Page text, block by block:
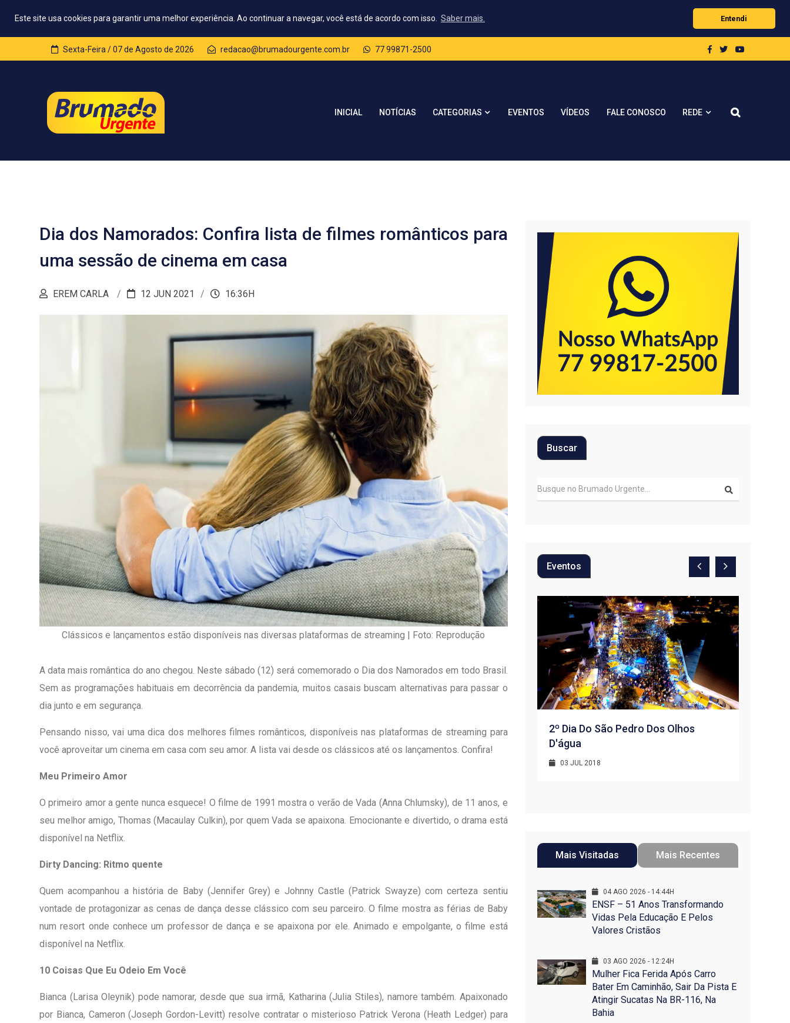
Este site usa cookies para garantir uma melhor experiência. Ao continuar a navegar, você está de acordo com isso. Saber mais. Entendi
Sexta-Feira / 07 de Agosto de 2026 redacao@brumadourgente.com.br 77 99871-2500
INICIAL NOTÍCIAS CATEGORIAS EVENTOS VÍDEOS FALE CONOSCO REDE
Dia dos Namorados: Confira lista de filmes românticos para
uma sessão de cinema em casa
EREM CARLA 12 JUN 2021 16:36H
Clássicos e lançamentos estão disponíveis nas diversas plataformas de streaming | Foto: Reprodução
A data mais romântica do ano chegou. Neste sábado (12) será comemorado o Dia dos Namorados em todo Brasil.
Sem as programações habituais em decorrência da pandemia, muitos casais buscam alternativas para passar o
dia junto e em segurança.
Pensando nisso, vai uma dica dos melhores filmes românticos, disponíveis nas plataformas de streaming para
você aproveitar um cinema em casa com seu amor. A lista vai desde os clássicos até os lançamentos. Confira!
Meu Primeiro Amor
O primeiro amor a gente nunca esquece! O filme de 1991 mostra o verão de Vada (Anna Chlumsky), de 11 anos, e
seu melhor amigo, Thomas (Macaulay Culkin), por quem Vada se apaixona. Emocionante e divertido, o drama está
disponível na Netflix.
Dirty Dancing: Ritmo quente
Quem acompanhou a história de Baby (Jennifer Grey) e Johnny Castle (Patrick Swayze) com certeza sentiu
vontade de protagonizar as cenas de dança desse clássico com seu parceiro. O filme mostra as férias de Baby
num resort onde conhece um professor de dança e se apaixona por ele. Animado e empolgante, o filme está
disponível na Netflix.
10 Coisas Que Eu Odeio Em Você
Bianca (Larisa Oleynik) pode namorar, desde que sua irmã, Katharina (Julia Stiles), namore também. Apaixonado
por Bianca, Cameron (Joseph Gordon-Levitt) resolve contratar o misterioso Patrick Verona (Heath Ledger) para
Buscar
Eventos
1º Dia - São Pedro Do Bairro Olhos
Inauguração Da Franquia HINODE
2º Dia Do São Pedro Dos Olhos
D'água
03 JUL 2018
Mais Visitadas Mais Recentes
04 AGO 2026 - 14:44H
ENSF – 51 Anos Transformando
Vidas Pela Educação E Pelos
Valores Cristãos
03 AGO 2026 - 12:24H
Mulher Fica Ferida Após Carro
Bater Em Caminhão, Sair Da Pista E
Atingir Sucatas Na BR-116, Na
Bahia